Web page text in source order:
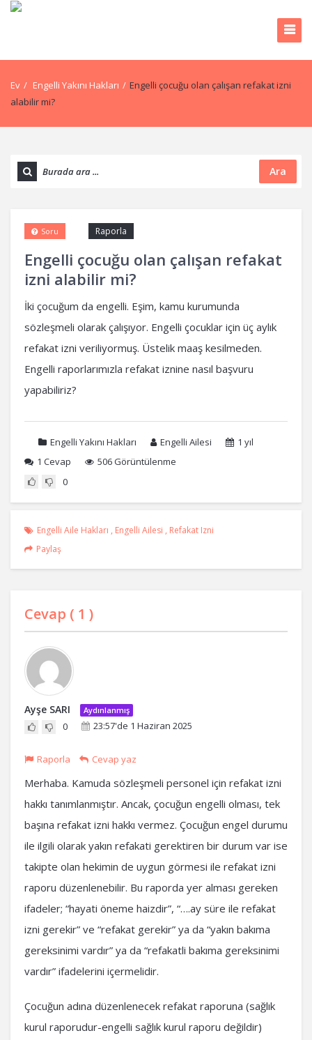
Ev / Engelli Yakını Hakları / Engelli çocuğu olan çalışan refakat izni
alabilir mi?
Ara
Engelli çocuğu olan çalışan refakat
izni alabilir mi?
Raporla
Soru
İki çocuğum da engelli. Eşim, kamu kurumunda
sözleşmeli olarak çalışıyor. Engelli çocuklar için üç aylık
refakat izni veriliyormuş. Üstelik maaş kesilmeden.
Engelli raporlarımızla refakat iznine nasıl başvuru
yapabiliriz?
Engelli Yakını Hakları Engelli Ailesi
1 yıl
1 Cevap
506 Görüntülenme
0
Engelli Aile Hakları , Engelli Ailesi , Refakat Izni
Paylaş
Cevap ( 1 )
Ayşe SARI Aydınlanmış
0 23:57'de 1 Haziran 2025
Raporla Cevap yaz
Merhaba. Kamuda sözleşmeli personel için refakat izni
hakkı tanımlanmıştır. Ancak, çocuğun engelli olması, tek
başına refakat izni hakkı vermez. Çocuğun engel durumu
ile ilgili olarak yakın refakati gerektiren bir durum var ise
takipte olan hekimin de uygun görmesi ile refakat izni
raporu düzenlenebilir. Bu raporda yer alması gereken
ifadeler; “hayati öneme haizdir”, “….ay süre ile refakat
izni gerekir” ve “refakat gerekir” ya da “yakın bakıma
gereksinimi vardır” ya da “refakatli bakıma gereksinimi
vardır” ifadelerini içermelidir.
Çocuğun adına düzenlenecek refakat raporuna (sağlık
kurul raporudur-engelli sağlık kurul raporu değildir)